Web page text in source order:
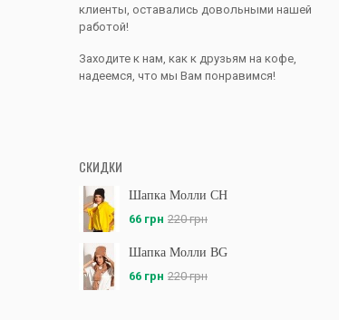
клиенты, оставались довольными нашей
работой!
Заходите к нам, как к друзьям на кофе,
надеемся, что мы Вам понравимся!
СКИДКИ
Шапка Молли CH
66 грн 220 грн
Шапка Молли BG
66 грн 220 грн